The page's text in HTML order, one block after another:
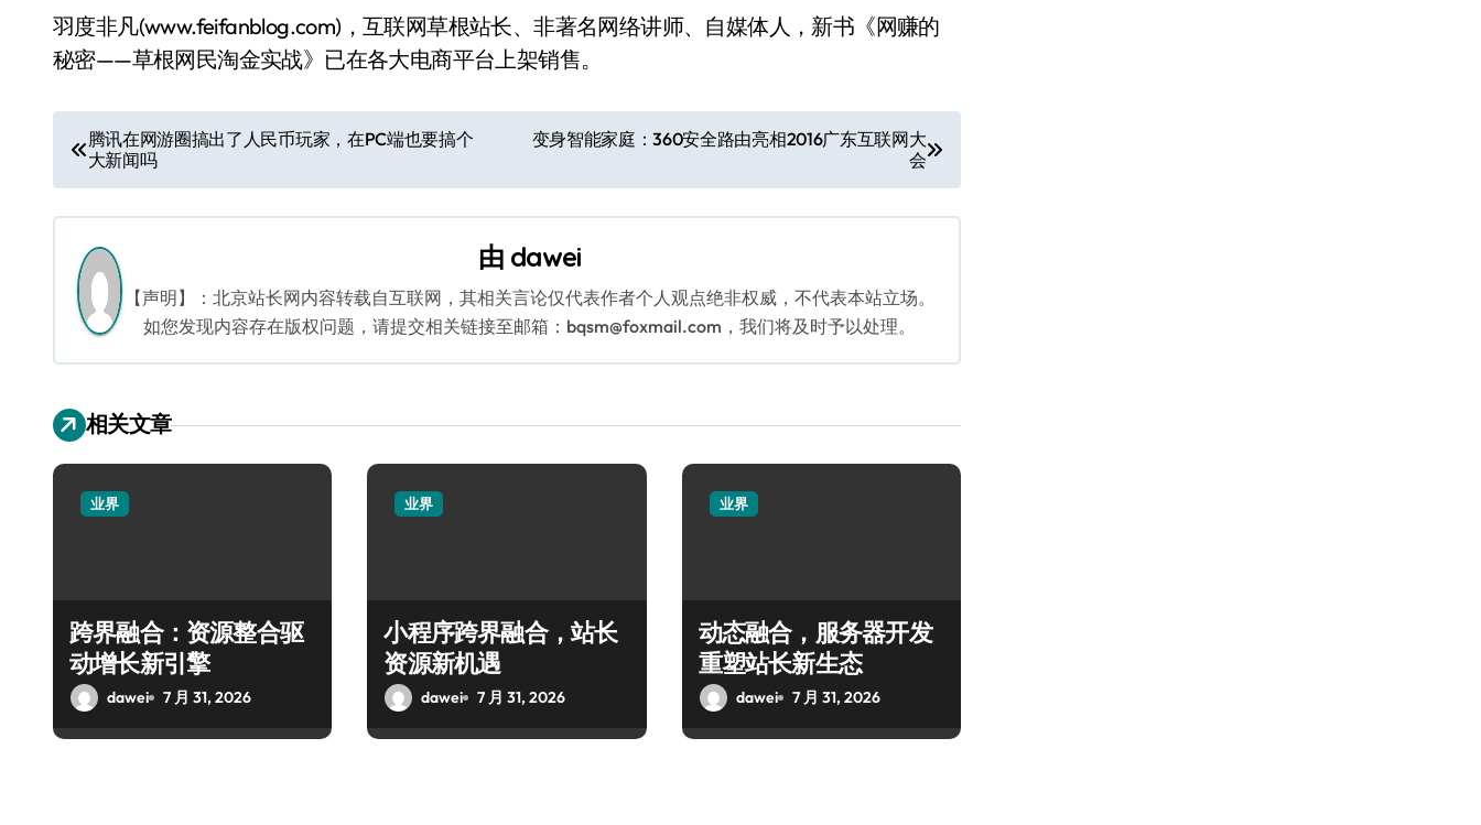
羽度非凡(www.feifanblog.com)，互联网草根站长、非著名网络讲师、自媒体人，新书《网赚的
秘密——草根网民淘金实战》已在各大电商平台上架销售。
文
章
导
航
腾讯在网游圈搞出了人民币玩家，在PC端也要搞个
大新闻吗
变身智能家庭：360安全路由亮相2016广东互联网大
会
由 dawei
【声明】：北京站长网内容转载自互联网，其相关言论仅代表作者个人观点绝非权威，不代表本站立场。
如您发现内容存在版权问题，请提交相关链接至邮箱：bqsm@foxmail.com，我们将及时予以处理。
相关文章
业界
跨界融合：资源整合驱
动增长新引擎
dawei 7 月 31, 2026
业界
小程序跨界融合，站长
资源新机遇
dawei 7 月 31, 2026
业界
动态融合，服务器开发
重塑站长新生态
dawei 7 月 31, 2026